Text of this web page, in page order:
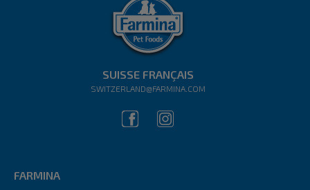
SUISSE FRANÇAIS
SWITZERLAND@FARMINA.COM
FARMINA